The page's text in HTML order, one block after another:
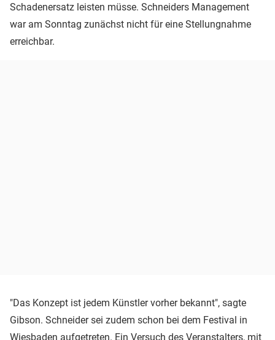
Schadenersatz leisten müsse. Schneiders Management
war am Sonntag zunächst nicht für eine Stellungnahme
erreichbar.
"Das Konzept ist jedem Künstler vorher bekannt", sagte
Gibson. Schneider sei zudem schon bei dem Festival in
Wiesbaden aufgetreten. Ein Versuch des Veranstalters, mit